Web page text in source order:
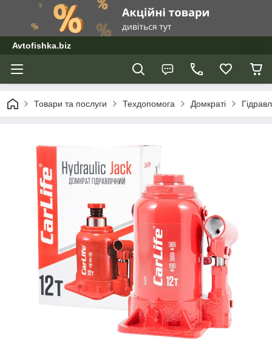
Avtofishka.biz
Товари та послуги Техдопомога Домкраті